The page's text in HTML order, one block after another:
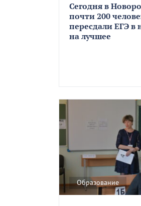
Сегодня в
почти 200
пересдали ЕГЭ в
на лучшее
Образование